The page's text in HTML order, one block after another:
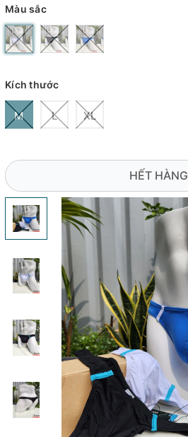
Màu sắc
Kích thước
M L XL
HẾT HÀNG